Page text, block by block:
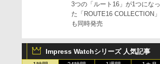
3つの「ルート16」が1つになっ
た「ROUTE16 COLLECTION」
も同時発売
Impress Watchシリーズ 人気記事